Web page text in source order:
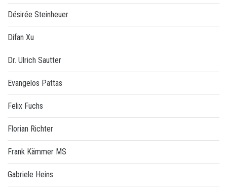
Désirée Steinheuer
Difan Xu
Dr. Ulrich Sautter
Evangelos Pattas
Felix Fuchs
Florian Richter
Frank Kämmer MS
Gabriele Heins